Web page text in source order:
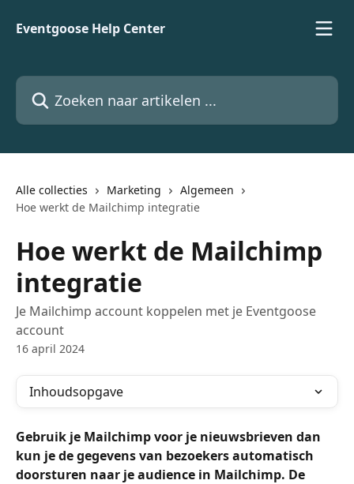
Eventgoose Help Center
Zoeken naar artikelen ...
Alle collecties Marketing
Algemeen
Hoe werkt de Mailchimp integratie
Hoe werkt de Mailchimp
integratie
Je Mailchimp account koppelen met je Eventgoose
account
16 april 2024
Inhoudsopgave
Gebruik je Mailchimp voor je nieuwsbrieven dan
kun je de gegevens van bezoekers automatisch
doorsturen naar je audience in Mailchimp. De